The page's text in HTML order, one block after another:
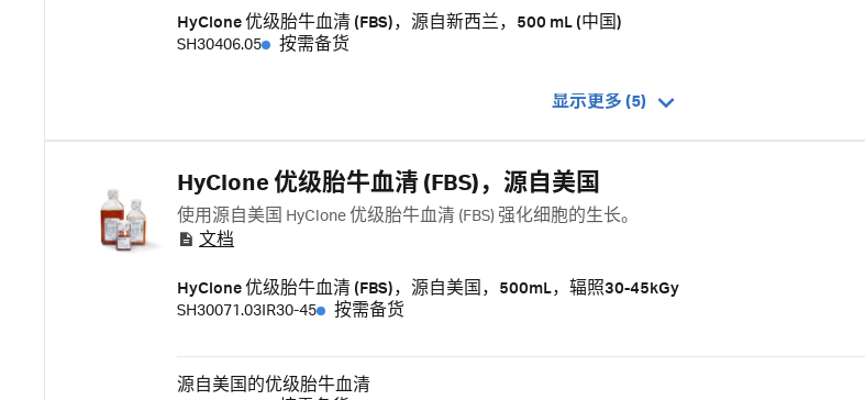
HyClone 优级胎牛血清 (FBS)，源自新西兰，500 mL (中国)
SH30406.05
按需备货
显示更多 (5)
HyClone 优级胎牛血清 (FBS)，源自美国
使用源自美国 HyClone 优级胎牛血清 (FBS) 强化细胞的生长。
文档
HyClone 优级胎牛血清 (FBS)，源自美国，500mL，辐照30-45kGy
SH30071.03IR30-45
按需备货
源自美国的优级胎牛血清